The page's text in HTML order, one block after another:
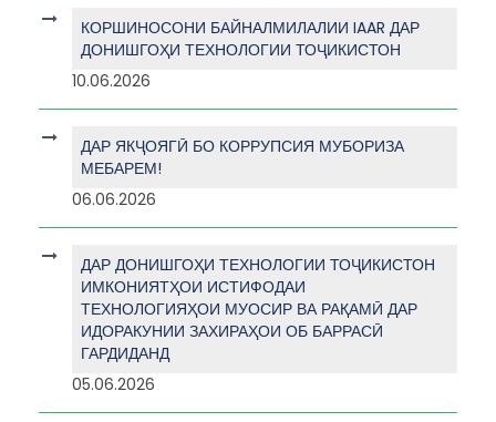
КОРШИНОСОНИ БАЙНАЛМИЛАЛИИ IAAR ДАР
ДОНИШГОҲИ ТЕХНОЛОГИИ ТОҶИКИСТОН
10.06.2026
ДАР ЯКҶОЯГӢ БО КОРРУПСИЯ МУБОРИЗА
МЕБАРЕМ!
06.06.2026
ДАР ДОНИШГОҲИ ТЕХНОЛОГИИ ТОҶИКИСТОН
ИМКОНИЯТҲОИ ИСТИФОДАИ
ТЕХНОЛОГИЯҲОИ МУОСИР ВА РАҚАМӢ ДАР
ИДОРАКУНИИ ЗАХИРАҲОИ ОБ БАРРАСӢ
ГАРДИДАНД
05.06.2026